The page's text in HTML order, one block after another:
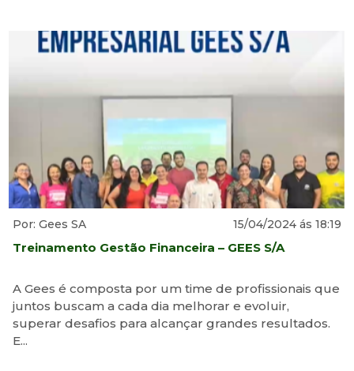
Por: Gees SA 15/04/2024 ás 18:19
Treinamento Gestão Financeira – GEES S/A
A Gees é composta por um time de profissionais que
juntos buscam a cada dia melhorar e evoluir,
superar desafios para alcançar grandes resultados.
E...